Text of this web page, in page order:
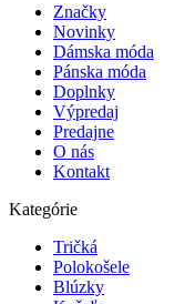
Značky
Novinky
Dámska móda
Pánska móda
Doplnky
Výpredaj
Predajne
O nás
Kontakt
Kategórie
Tričká
Polokošele
Blúzky